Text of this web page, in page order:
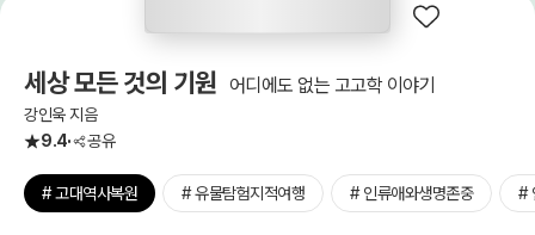
세상 모든 것의 기원 어디에도 없는 고고학 이야기
강인욱 지음
9.4
공유
# 고대역사복원 # 유물탐험지적여행 # 인류애와생명존중 #